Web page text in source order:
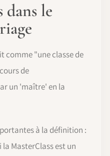
dans le
comme "une classe de
de
un 'maître' en la
à la définition :
MasterClass est un